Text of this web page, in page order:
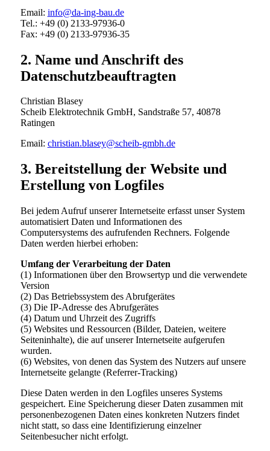
Email: info@da-ing-bau.de
Tel.: +49 (0) 2133-97936-0
Fax: +49 (0) 2133-97936-35
2. Name und Anschrift des
Datenschutzbeauftragten
Christian Blasey
Scheib Elektrotechnik GmbH, Sandstraße 57, 40878
Ratingen
Email: christian.blasey@scheib-gmbh.de
3. Bereitstellung der Website und
Erstellung von Logfiles
Bei jedem Aufruf unserer Internetseite erfasst unser System
automatisiert Daten und Informationen des
Computersystems des aufrufenden Rechners. Folgende
Daten werden hierbei erhoben:
Umfang der Verarbeitung der Daten
(1) Informationen über den Browsertyp und die verwendete
Version
(2) Das Betriebssystem des Abrufgerätes
(3) Die IP-Adresse des Abrufgerätes
(4) Datum und Uhrzeit des Zugriffs
(5) Websites und Ressourcen (Bilder, Dateien, weitere
Seiteninhalte), die auf unserer Internetseite aufgerufen
wurden.
(6) Websites, von denen das System des Nutzers auf unsere
Internetseite gelangte (Referrer-Tracking)
Diese Daten werden in den Logfiles unseres Systems
gespeichert. Eine Speicherung dieser Daten zusammen mit
personenbezogenen Daten eines konkreten Nutzers findet
nicht statt, so dass eine Identifizierung einzelner
Seitenbesucher nicht erfolgt.